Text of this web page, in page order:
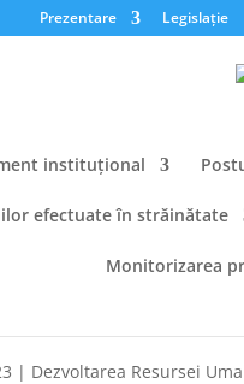
Prezentare Legislație
instituțional
efectuate în străinătate
Monitorizarea
| Dezvoltarea Resursei